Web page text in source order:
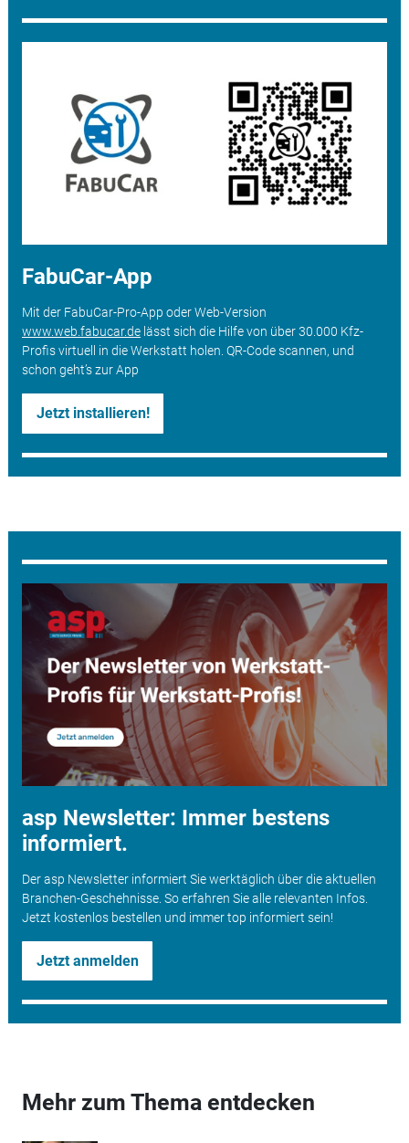
FabuCar-App
Mit der FabuCar-Pro-App oder Web-Version
www.web.fabucar.delässt sich die Hilfe von über 30.000 Kfz-
Profis virtuell in die Werkstatt holen. QR-Code scannen, und
schon geht’s zur App
Jetzt installieren!
asp Newsletter: Immer bestens
informiert.
Der asp Newsletter informiert Sie werktäglich über die aktuellen
Branchen-Geschehnisse. So erfahren Sie alle relevanten Infos.
Jetzt kostenlos bestellen und immer top informiert sein!
Jetzt anmelden
Mehr zum Thema entdecken